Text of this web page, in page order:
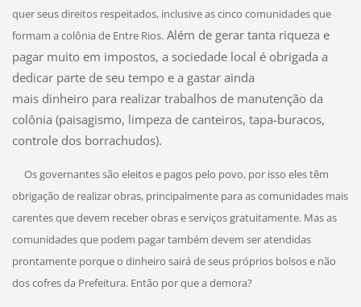
quer seus direitos respeitados, inclusive as cinco comunidades que
formam a colônia de Entre Rios.Além de gerar tanta riqueza e
pagar muito em impostos, a sociedade local é obrigada a
dedicar parte de seu tempo e a gastar ainda
mais dinheiro para realizar trabalhos de manutenção da
colônia (paisagismo, limpeza de canteiros, tapa-buracos,
controle dos borrachudos).
Os governantes são eleitos e pagos pelo povo, por isso eles têm
obrigação de realizar obras, principalmente para as comunidades mais
carentes que devem receber obras e serviços gratuitamente. Mas as
comunidades que podem pagar também devem ser atendidas
prontamente porque o dinheiro sairá de seus próprios bolsos e não
dos cofres da Prefeitura. Então por que a demora?